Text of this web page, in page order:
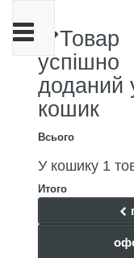
Товар
успішно
доданий
кошик
Всього
У кошику 1
Итого
Toggle
navigation